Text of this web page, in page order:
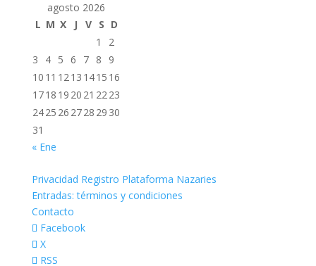
agosto 2026
L M X J V S D
1
2
3
4 5 6 7 8
9
10 11 1213 1415 16
1718 19 20 21 2223
2425 26 2728 29 30
31
« Ene
Privacidad Registro Plataforma Nazaries
Entradas: términos y condiciones
Contacto
Facebook
X
RSS